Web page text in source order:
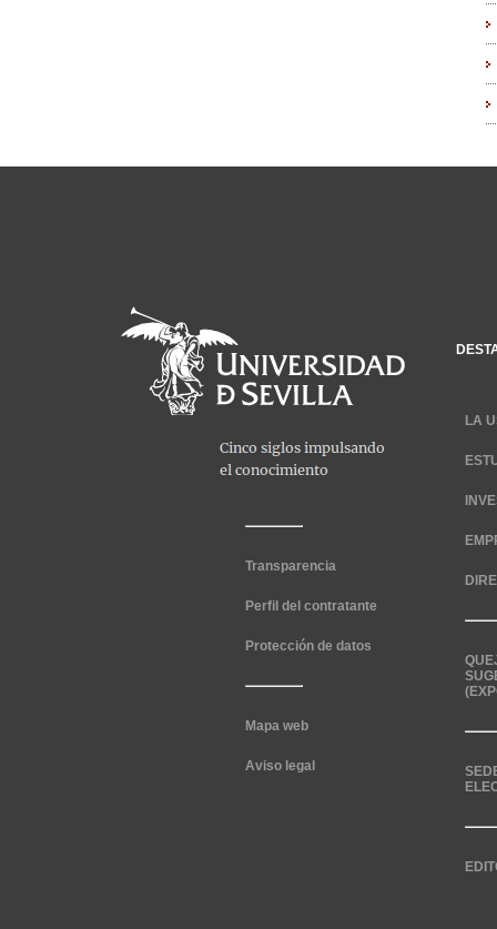
Transparencia
Perfil del contratante
Protección de datos
Mapa web
Aviso legal
LA